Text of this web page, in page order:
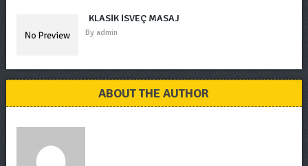
KLASİK İSVEÇ MASAJ
By admin
ABOUT THE AUTHOR